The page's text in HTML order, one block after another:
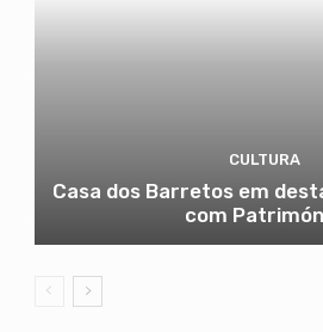
CULTURA
Casa dos Barretos em
com